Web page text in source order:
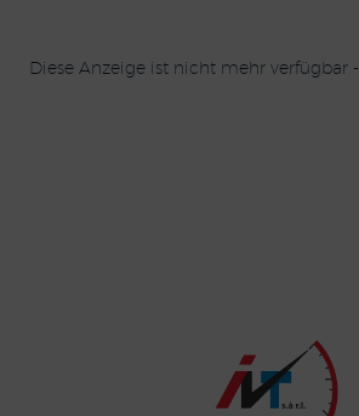
Diese Anzeige ist nicht mehr verfügbar -